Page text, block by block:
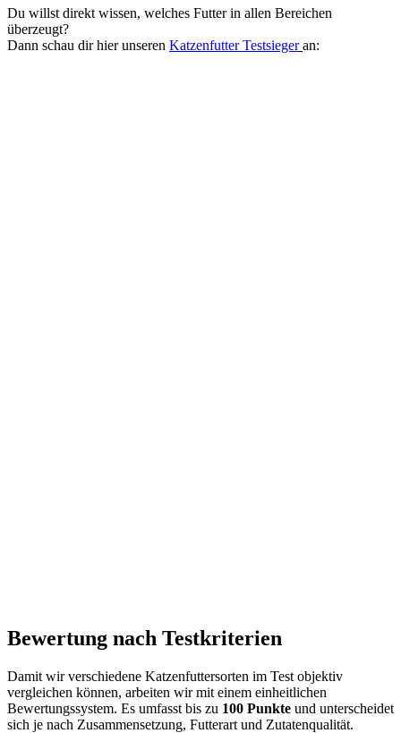
Du willst direkt wissen, welches Futter in allen Bereichen
überzeugt?
Dann schau dir hier unseren Katzenfutter Testsieger an:
Bewertung nach Testkriterien
Damit wir verschiedene Katzenfuttersorten im Test objektiv
vergleichen können, arbeiten wir mit einem einheitlichen
Bewertungssystem. Es umfasst bis zu 100 Punkte und unterscheidet
sich je nach Zusammensetzung, Futterart und Zutatenqualität.